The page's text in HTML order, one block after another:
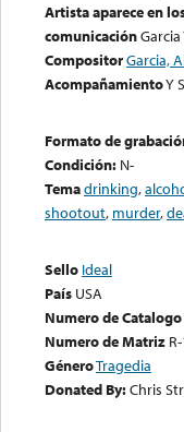
Artista aparece en
comunicación
CompositorGarcia,
AcompañamientoY
Formato de
Condición: N-
Temadrinking,
shootout, murder,
Sello Ideal
País USA
Numero de Catalogo
Numero de Matriz
GéneroTragedia
Donated By:Chris